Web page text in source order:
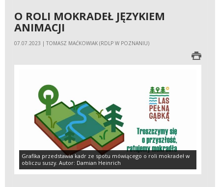
O ROLI MOKRADEŁ JĘZYKIEM
ANIMACJI
07.07.2023 | TOMASZ MAĆKOWIAK (RDLP W POZNANIU)
Grafika przedstawia kadr ze spotu mówiącego o roli mokradeł w
obliczu suszy. Autor: Damian Heinrich